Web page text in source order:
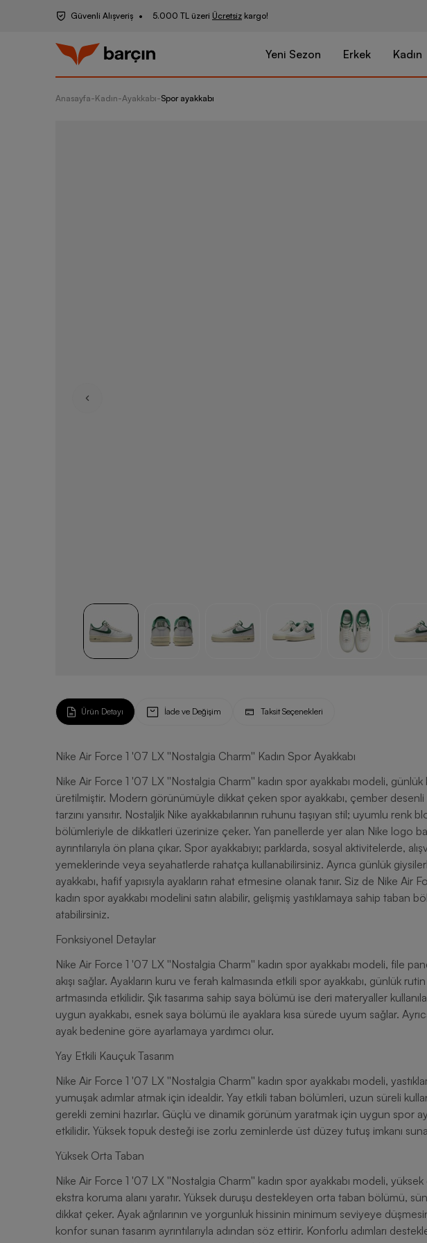
Güvenli Alışveriş 5.000 TL üzeri Ücretsiz kargo!
Yeni Sezon Erkek Kadın
Anasayfa-Kadın-Ayakkabı-Spor ayakkabı
Ürün Detayı İade ve Değişim Taksit Seçenekleri
Nike Air Force 1 '07 LX ''Nostalgia Charm'' Kadın Spor Ayakkabı
Nike Air Force 1 '07 LX ''Nostalgia Charm'' kadın spor ayakkabı modeli,
üretilmiştir. Modern görünümüyle dikkat çeken spor ayakkabı, çember desenli
tarzını yansıtır. Nostaljik Nike ayakkabılarının ruhunu taşıyan stil; uyumlu renk
bölümleriyle de dikkatleri üzerinize çeker. Yan panellerde yer alan Nike logo
ayrıntılarıyla ön plana çıkar. Spor ayakkabıyı; parklarda, sosyal aktivitelerde,
yemeklerinde veya seyahatlerde rahatça kullanabilirsiniz. Ayrıca günlük
ayakkabı, hafif yapısıyla ayakların rahat etmesine olanak tanır. Siz de Nike
kadın spor ayakkabı modelini satın alabilir, gelişmiş yastıklamaya sahip taban
atabilirsiniz.
Fonksiyonel Detaylar
Nike Air Force 1 '07 LX ''Nostalgia Charm'' kadın spor ayakkabı modeli, file
akışı sağlar. Ayakların kuru ve ferah kalmasında etkili spor ayakkabı, günlük
artmasında etkilidir. Şık tasarıma sahip saya bölümü ise deri materyaller
uygun ayakkabı, esnek saya bölümü ile ayaklara kısa sürede uyum sağlar.
ayak bedenine göre ayarlamaya yardımcı olur.
Yay Etkili Kauçuk Tasarım
Nike Air Force 1 '07 LX ''Nostalgia Charm'' kadın spor ayakkabı modeli,
yumuşak adımlar atmak için idealdir. Yay etkili taban bölümleri, uzun süreli
gerekli zemini hazırlar. Güçlü ve dinamik görünüm yaratmak için uygun spor
etkilidir. Yüksek topuk desteği ise zorlu zeminlerde üst düzey tutuş imkanı
Yüksek Orta Taban
Nike Air Force 1 '07 LX ''Nostalgia Charm'' kadın spor ayakkabı modeli,
ekstra koruma alanı yaratır. Yüksek duruşu destekleyen orta taban bölümü,
dikkat çeker. Ayak ağrılarının ve yorgunluk hissinin minimum seviyeye
konfor sunan tasarım ayrıntılarıyla adından söz ettirir. Konforlu adımları